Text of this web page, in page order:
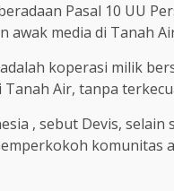
Pasal 10 UU
awak media di Tanah
koperasi milik
Air, tanpa
, sebut Devis,
komunitas